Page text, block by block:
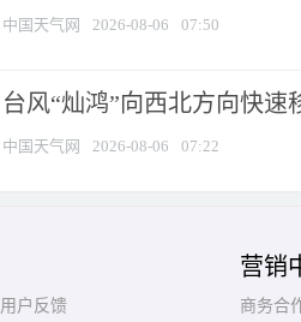
中国天气网 2026-08-06 07:50
台风“灿鸿”向西北方向快
中国天气网 2026-08-06 07:22
用户反馈
营销
商务合